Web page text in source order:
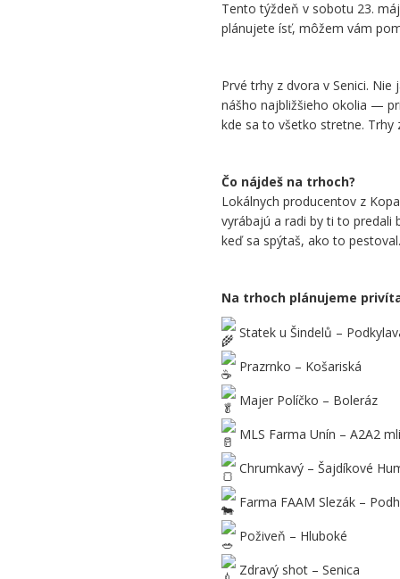
Tento týždeň v sobotu 23.
plánujete ísť, môžem vám
Prvé trhy z dvora v Senici.
nášho najbližšieho okolia —
kde sa to všetko stretne.
Čo nájdeš na trhoch?
Lokálnych producentov z
vyrábajú a radi by ti to predali
keď sa spýtaš, ako to
Na trhoch plánujeme
Statek u Šindelů –
Prazrnko – Košariská
Majer Políčko – Boleráz
MLS Farma Unín – A2A2
Chrumkavý – Šajdíkové
Farma FAAM Slezák –
Poživeň – Hluboké
Zdravý shot – Senica